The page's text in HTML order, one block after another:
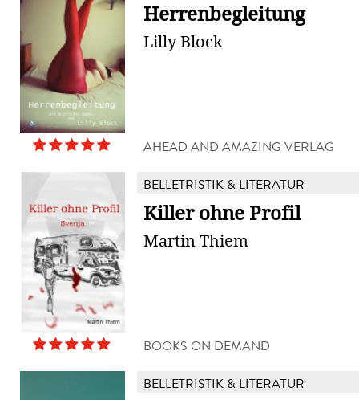
Herrenbegleitung
Lilly Block
AHEAD AND AMAZING VERLAG
BELLETRISTIK & LITERATUR
Killer ohne Profil
Martin Thiem
BOOKS ON DEMAND
BELLETRISTIK & LITERATUR